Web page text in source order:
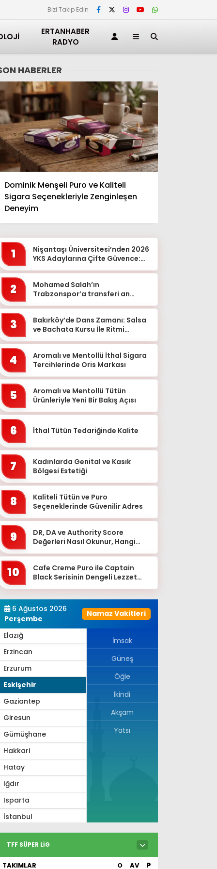
Bizi Takip Edin
ERTANHABER
RADYO
HABERLER
Dominik Menşeli Puro ve Kaliteli
Sigara Seçenekleriyle Zenginleşen
Deneyim
1
Nişantaşı Üniversitesi’nden 2026
YKS Adaylarına Çifte Güvence:
2
Mohamed Salah’ın
Trabzonspor’a transferi an
3
Bakırköy’de Dans Zamanı: Salsa
ve Bachata Kursu İle Ritmi
4
Aromalı ve Mentollü İthal Sigara
Tercihlerinde Oris Markası
5
Aromalı ve Mentollü Tütün
Ürünleriyle Yeni Bir Bakış Açısı
6 İthal Tütün Tedariğinde Kalite
7
Kadınlarda Genital ve Kasık
Bölgesi Estetiği
8
Kaliteli Tütün ve Puro
Seçeneklerinde Güvenilir Adres
9
DR, DA ve Authority Score
Değerleri Nasıl Okunur, Hangi
10
Cafe Creme Puro ile Captain
Black Serisinin Dengeli Lezzet
6 Ağustos 2026
Perşembe
Namaz Vakitleri
Adana
Adıyaman
Afyonkarahisar
Ağrı
Aksaray
Amasya
Ankara
Antalya
Ardahan
Artvin
Aydın
Balıkesir
Bartın
Batman
Bayburt
Bilecik
Bingöl
Bitlis
Bolu
Burdur
Bursa
Çanakkale
Çankırı
Çorum
Denizli
Diyarbakır
Düzce
Edirne
Elazığ
Erzincan
Erzurum
Eskişehir
Gaziantep
Giresun
Gümüşhane
Hakkari
Hatay
Iğdır
Isparta
İstanbul
İzmir
Kahramanmaraş
Karabük
İmsak
Güneş
Öğle
İkindi
Akşam
Yatsı
TFF SÜPER LIG
TAKIMLAR O AV P